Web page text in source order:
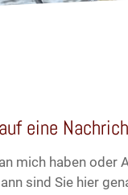
eine
mich haben
sind Sie hier